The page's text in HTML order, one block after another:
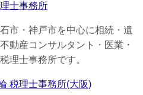
士事務所
市・神戸市を中心に相続・遺
動産コンサルタント・医業・
理士事務所です。
税理士事務所(大阪)